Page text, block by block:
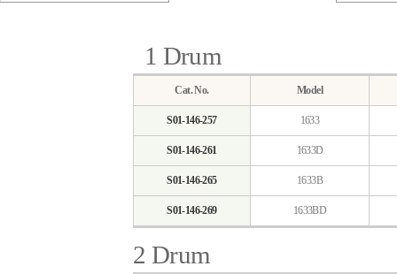
1 Drum
Cat. No. Model
S01-146-257 1633
S01-146-261 1633D
S01-146-265 1633B
S01-146-269 1633BD
2 Drum